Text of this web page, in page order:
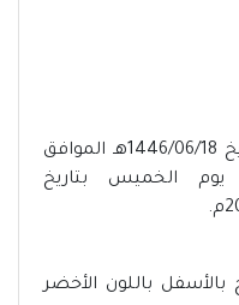
- بدأ التقديم اليوم الخميس بتاريخ 1446/06/18هـ الموافق
يوم الخميس بتاريخ
باللون الأخضر